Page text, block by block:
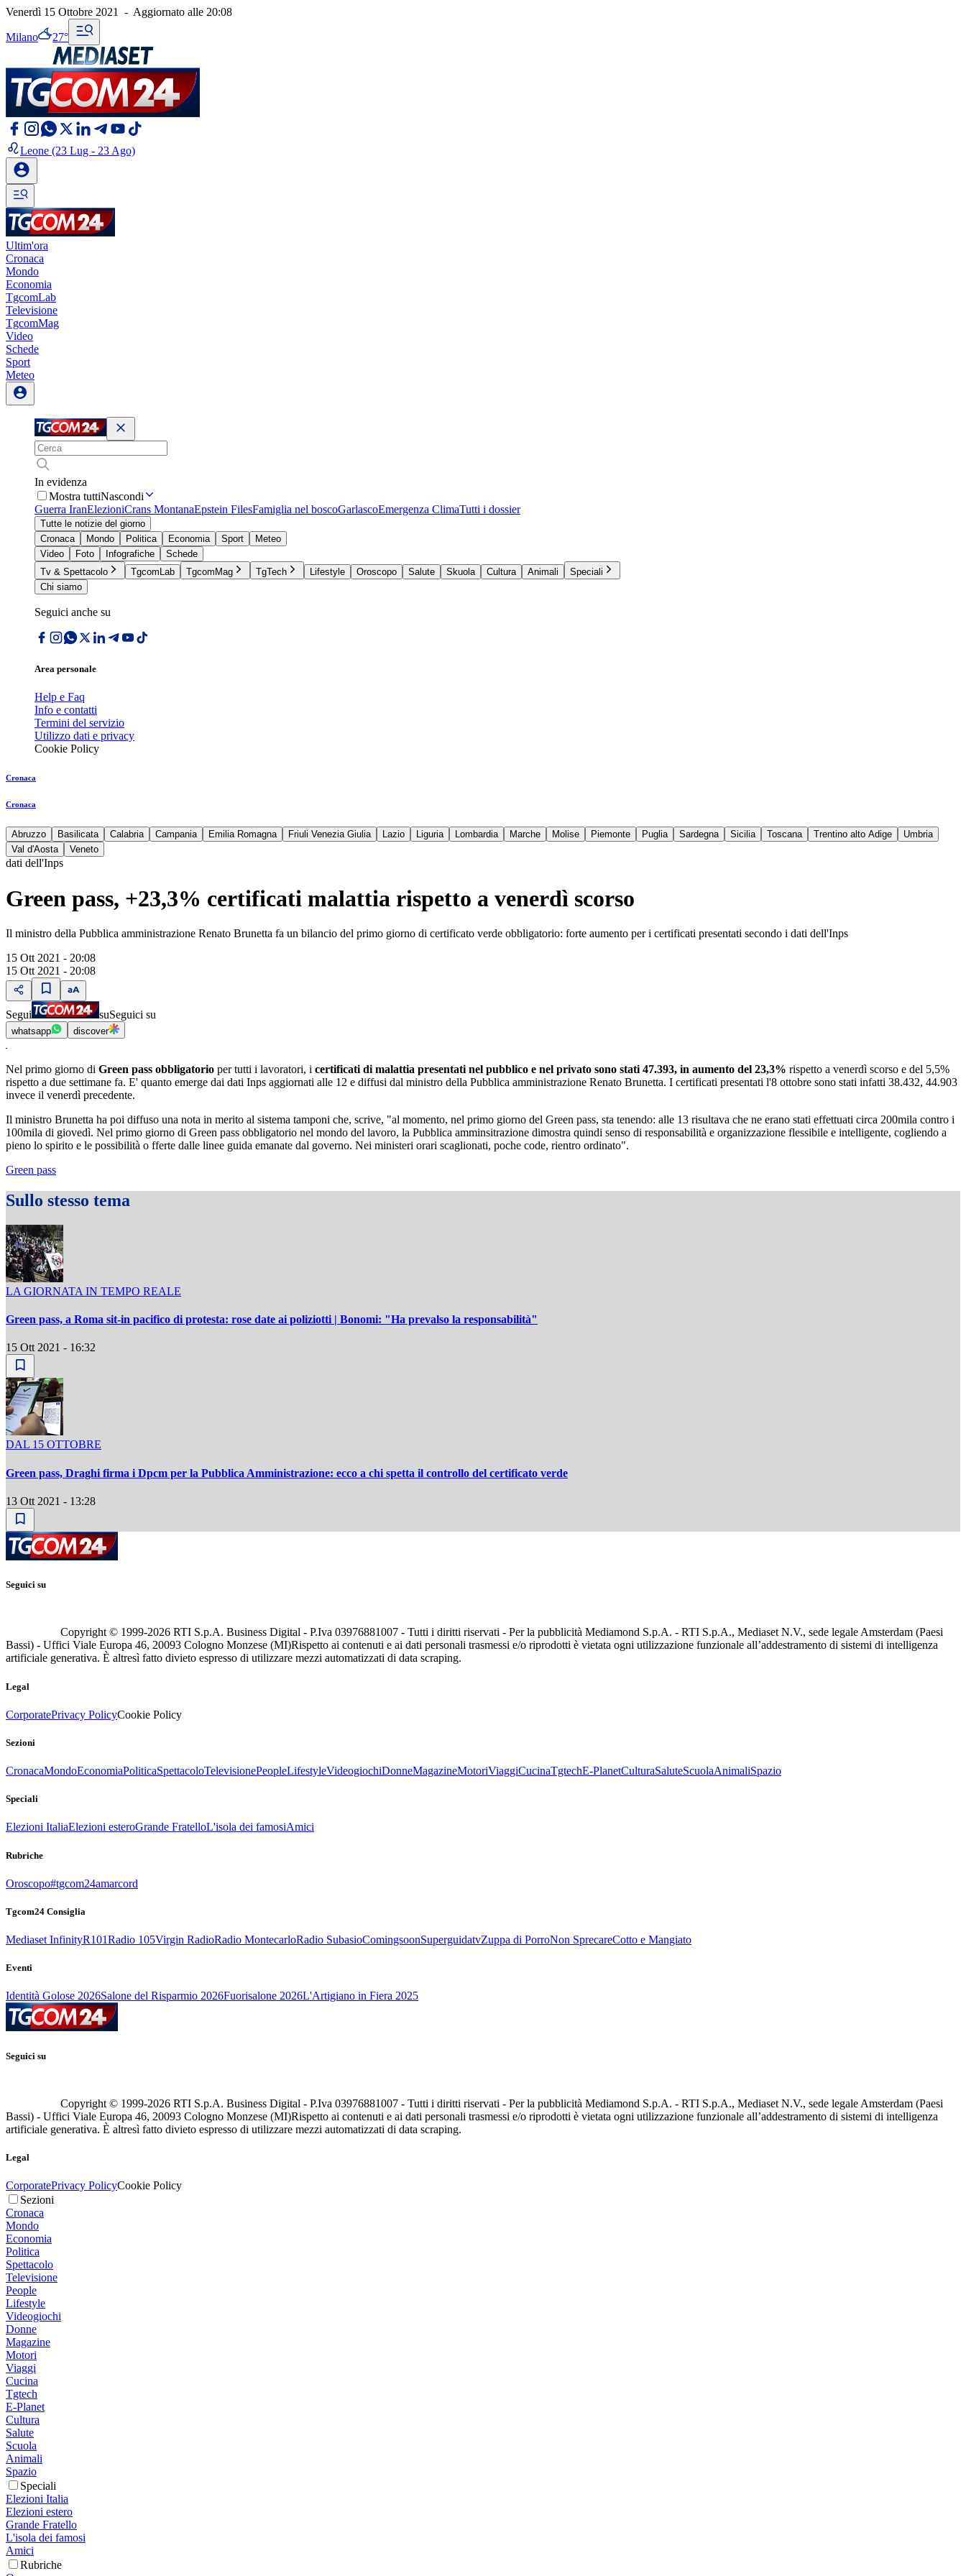
Venerdì 15 Ottobre 2021 - Aggiornato alle 20:08
Milano 27°
Leone (23 Lug - 23 Ago)
Ultim'ora
Cronaca
Mondo
Economia
TgcomLab
Televisione
TgcomMag
Video
Schede
Sport
Meteo
In evidenza
Mostra tuttiNascondi
Guerra IranElezioniCrans MontanaEpstein FilesFamiglia nel boscoGarlascoEmergenza ClimaTutti i dossier
Tutte le notizie del giorno
Cronaca
Mondo Politica Economia Sport
Meteo
Video
Foto Infografiche
Schede
Tv & Spettacolo
TgcomLab TgcomMag TgTech Lifestyle Oroscopo Salute Skuola Cultura Animali
Speciali
Chi siamo
Seguici anche su
Area personale
Help e Faq
Info e contatti
Termini del servizio
Utilizzo dati e privacy
Cookie Policy
Cronaca
Cronaca
Abruzzo Basilicata Calabria Campania Emilia Romagna Friuli Venezia Giulia Lazio Liguria Lombardia Marche Molise Piemonte Puglia Sardegna Sicilia Toscana Trentino alto Adige
Umbria
Val d'Aosta
Veneto
dati dell'Inps
Green pass, +23,3% certificati malattia rispetto a venerdì scorso
Il ministro della Pubblica amministrazione Renato Brunetta fa un bilancio del primo giorno di certificato verde obbligatorio: forte aumento per i certificati presentati secondo i dati dell'Inps
15 Ott 2021 - 20:08
15 Ott 2021 - 20:08
Segui suSeguici su
whatsapp discover
Nel primo giorno di Green pass obbligatorio per tutti i lavoratori, i certificati di malattia presentati nel pubblico e nel privato sono stati 47.393, in aumento del 23,3% rispetto a venerdì scorso e del 5,5%
rispetto a due settimane fa. E' quanto emerge dai dati Inps aggiornati alle 12 e diffusi dal ministro della Pubblica amministrazione Renato Brunetta. I certificati presentati l'8 ottobre sono stati infatti 38.432, 44.903
invece il venerdì precedente.
Il ministro Brunetta ha poi diffuso una nota in merito al sistema tamponi che, scrive, "al momento, nel primo giorno del Green pass, sta tenendo: alle 13 risultava che ne erano stati effettuati circa 200mila contro i
100mila di giovedì. Nel primo giorno di Green pass obbligatorio nel mondo del lavoro, la Pubblica amminsitrazione dimostra quindi senso di responsabilità e organizzazione flessibile e intelligente, cogliendo a
pieno lo spirito e le possibilità o fferte dalle linee guida emanate dal governo. Nei ministeri orari scaglionati, poche code, rientro ordinato".
Green pass
Sullo stesso tema
LA GIORNATA IN TEMPO REALE
Green pass, a Roma sit-in pacifico di protesta: rose date ai poliziotti | Bonomi: "Ha prevalso la responsabilità"
15 Ott 2021 - 16:32
DAL 15 OTTOBRE
Green pass, Draghi firma i Dpcm per la Pubblica Amministrazione: ecco a chi spetta il controllo del certificato verde
13 Ott 2021 - 13:28
Seguici su
Copyright © 1999-2026 RTI S.p.A. Business Digital - P.Iva 03976881007 - Tutti i diritti riservati - Per la pubblicità Mediamond S.p.A. - RTI S.p.A., Mediaset N.V., sede legale Amsterdam (Paesi
Bassi) - Uffici Viale Europa 46, 20093 Cologno Monzese (MI)Rispetto ai contenuti e ai dati personali trasmessi e/o riprodotti è vietata ogni utilizzazione funzionale all’addestramento di sistemi di intelligenza
artificiale generativa. È altresì fatto divieto espresso di utilizzare mezzi automatizzati di data scraping.
Legal
CorporatePrivacy PolicyCookie Policy
Sezioni
CronacaMondoEconomiaPoliticaSpettacoloTelevisionePeopleLifestyleVideogiochiDonneMagazineMotoriViaggiCucinaTgtechE-PlanetCulturaSaluteScuolaAnimaliSpazio
Speciali
Elezioni ItaliaElezioni esteroGrande FratelloL'isola dei famosiAmici
Rubriche
Oroscopo#tgcom24amarcord
Tgcom24 Consiglia
Mediaset InfinityR101Radio 105Virgin RadioRadio MontecarloRadio SubasioComingsoonSuperguidatvZuppa di PorroNon SprecareCotto e Mangiato
Eventi
Identità Golose 2026Salone del Risparmio 2026Fuorisalone 2026L'Artigiano in Fiera 2025
Seguici su
Copyright © 1999-2026 RTI S.p.A. Business Digital - P.Iva 03976881007 - Tutti i diritti riservati - Per la pubblicità Mediamond S.p.A. - RTI S.p.A., Mediaset N.V., sede legale Amsterdam (Paesi
Bassi) - Uffici Viale Europa 46, 20093 Cologno Monzese (MI)Rispetto ai contenuti e ai dati personali trasmessi e/o riprodotti è vietata ogni utilizzazione funzionale all’addestramento di sistemi di intelligenza
artificiale generativa. È altresì fatto divieto espresso di utilizzare mezzi automatizzati di data scraping.
Legal
CorporatePrivacy PolicyCookie Policy
Sezioni
Cronaca
Mondo
Economia
Politica
Spettacolo
Televisione
People
Lifestyle
Videogiochi
Donne
Magazine
Motori
Viaggi
Cucina
Tgtech
E-Planet
Cultura
Salute
Scuola
Animali
Spazio
Speciali
Elezioni Italia
Elezioni estero
Grande Fratello
L'isola dei famosi
Amici
Rubriche